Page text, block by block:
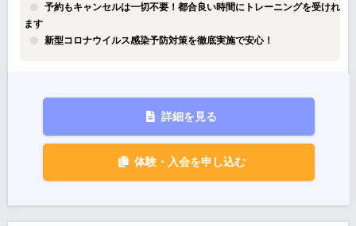
予約もキャンセルは一切不要！都合良い時間にトレーニングを受けれ
ます
新型コロナウイルス感染予防対策を徹底実施で安心！
詳細を見る
体験・入会を申し込む